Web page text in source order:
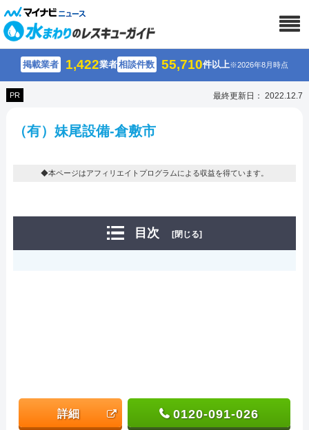
掲載業者 1,422業者相談件数 55,710件以上※2026年8月時点
PR 最終更新日： 2022.12.7
（有）妹尾設備-倉敷市
◆本ページはアフィリエイトプログラムによる収益を得ています。
目次 [閉じる]
詳細 0120-091-026